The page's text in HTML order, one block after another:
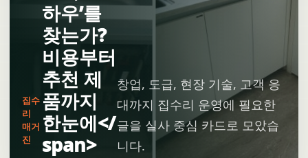
집수
리
매거
진
하우’를
찾는가?
비용부터
추천 제
품까지
한눈에</
span>
창업, 도급, 현장 기술, 고객 응
대까지 집수리 운영에 필요한
글을 실사 중심 카드로 모았습
니다.